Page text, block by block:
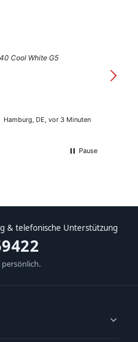
Cool White G5
Hamburg, DE, vor 3 Minuten
Pause
& telefonische Unterstützung